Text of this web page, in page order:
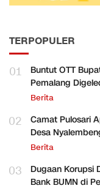
TERPOPULER
01
Buntut OTT
Pemalang
Berita
02
Camat Pulosari
Desa
Berita
03
Dugaan Korupsi
Bank BUMN di